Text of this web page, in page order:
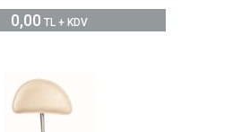
0,00 TL + KDV